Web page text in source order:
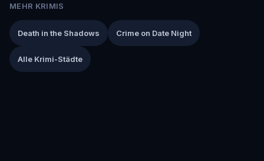
MEHR KRIMIS
Death in the Shadows Crime on Date Night
Alle Krimi-Städte